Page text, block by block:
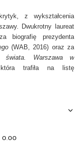
z wykształcenia
Dwukrotny laureat
biografię prezydenta
(WAB, 2016) oraz za
świata. Warszawa w
trafiła na listę
0.00